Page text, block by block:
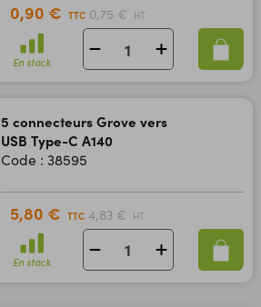
0,90 € TTC 0,75 € HT
En stock
5 connecteurs Grove vers
USB Type-C A140
Code : 38595
5,80 € TTC 4,83 € HT
En stock